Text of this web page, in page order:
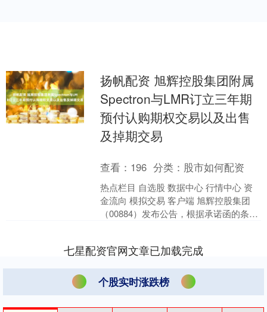
扬帆配资 旭辉控股集团附属
Spectron与LMR订立三年期
预付认购期权交易以及出售
及掉期交易
查看： 196 分类： 股市如何配资
热点栏目 自选股 数据中心 行情中心 资
金流向 模拟交易 客户端 旭辉控股集团
（00884）发布公告，根据承诺函的条
七星配资官网文章已加载完成
个股实时涨跌榜